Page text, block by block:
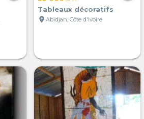
Tableaux décoratifs
location_on Abidjan, Côte d'Ivoire